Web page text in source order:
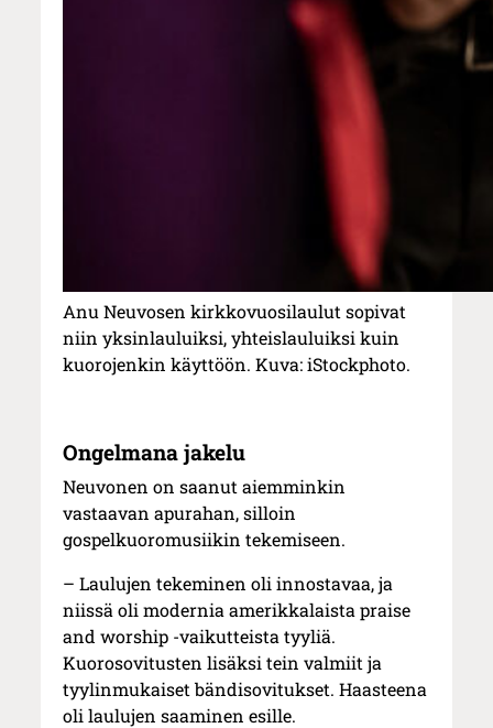
Anu Neuvosen kirkkovuosilaulut sopivat
niin yksinlauluiksi, yhteislauluiksi kuin
kuorojenkin käyttöön. Kuva: iStockphoto.
Ongelmana jakelu
Neuvonen on saanut aiemminkin
vastaavan apurahan, silloin
gospelkuoromusiikin tekemiseen.
– Laulujen tekeminen oli innostavaa, ja
niissä oli modernia amerikkalaista praise
and worship -vaikutteista tyyliä.
Kuorosovitusten lisäksi tein valmiit ja
tyylinmukaiset bändisovitukset. Haasteena
oli laulujen saaminen esille.